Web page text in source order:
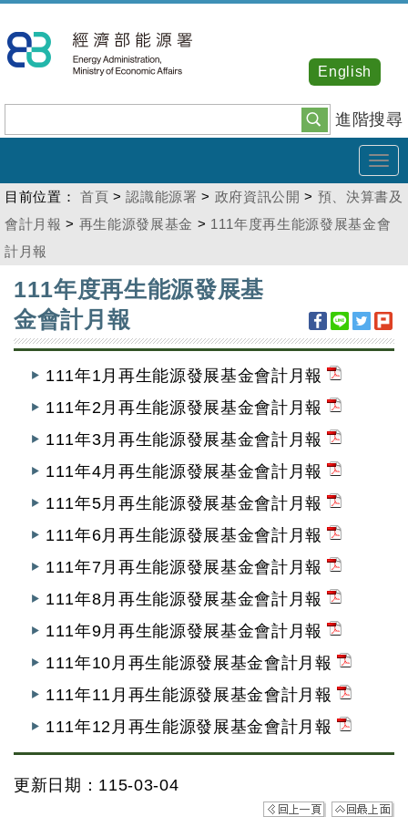
到
主
內
容
進階搜尋
English
目前位置： 首頁 >認識能源署 > 政府資訊公開 > 預、決算書及
會計月報 > 再生能源發展基金 > 111年度再生能源發展基金會
計月報
111年度再生能源發展基
金會計月報
111年1月再生能源發展基金會計月報
111年2月再生能源發展基金會計月報
111年3月再生能源發展基金會計月報
111年4月再生能源發展基金會計月報
111年5月再生能源發展基金會計月報
111年6月再生能源發展基金會計月報
111年7月再生能源發展基金會計月報
111年8月再生能源發展基金會計月報
111年9月再生能源發展基金會計月報
111年10月再生能源發展基金會計月報
111年11月再生能源發展基金會計月報
111年12月再生能源發展基金會計月報
更新日期：115-03-04